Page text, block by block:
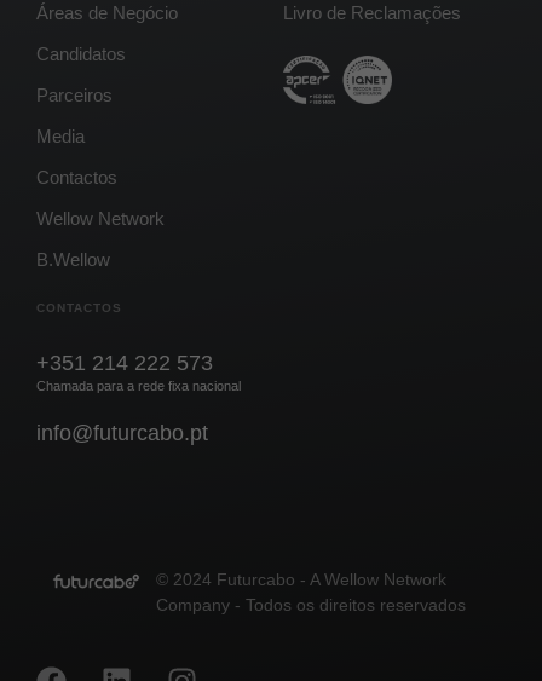
Áreas de Negócio
Candidatos
Parceiros
Media
Contactos
Wellow Network
B.Wellow
Livro de Reclamações
CONTACTOS
+351 214 222 573
Chamada para a rede fixa nacional
info@futurcabo.pt
© 2024 Futurcabo - A Wellow Network
Company - Todos os direitos reservados